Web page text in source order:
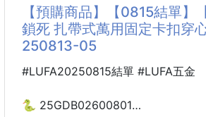
織，香濃、滑順又帶著迷人嚼感，每
💥
一包有12顆唷~真的真的超好吃~一定
💚 開心果香濃不單調
【預購商品】【0815結單】
鎖死 扎帶式萬用固定卡扣穿
250813-05
#LUFA20250815結單 #LUFA五金
🐍 25GDB02600801